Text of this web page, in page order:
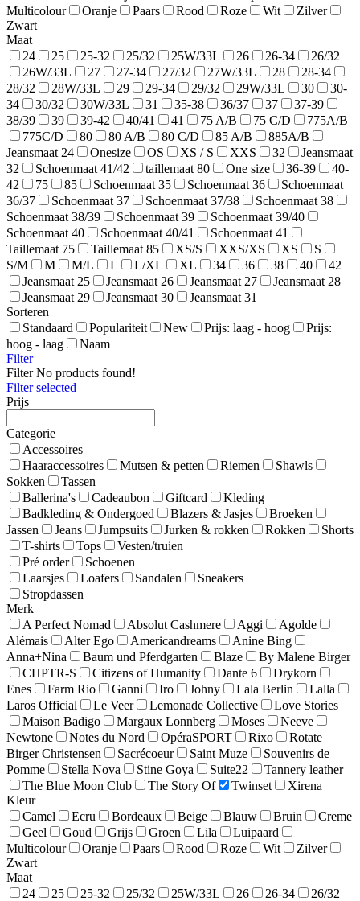
Multicolour
Oranje Paars Rood Roze Wit
Zilver
Zwart
Maat
24
25 25-32 25/32 25W/33L 26 26-34
26/32
26W/33L
27 27-34 27/32 27W/33L 28
28-34
28/32
28W/33L 29 29-34 29/32 29W/33L 30
30-
34
30/32 30W/33L 31 35-38 36/37 37
37-39
38/39
39 39-42 40/41 41 75 A/B 75 C/D
775A/B
775C/D
80 80 A/B 80 C/D 85 A/B
885A/B
Jeansmaat 24
Onesize OS XS / S XXS 32
Jeansmaat
32
Schoenmaat 41/42 taillemaat 80 One size 36-39
40-
42
75 85 Schoenmaat 35 Schoenmaat 36
Schoenmaat
36/37
Schoenmaat 37 Schoenmaat 37/38
Schoenmaat 38
Schoenmaat 38/39
Schoenmaat 39
Schoenmaat 39/40
Schoenmaat 40
Schoenmaat 40/41
Schoenmaat 41
Taillemaat 75
Taillemaat 85 XS/S XXS/XS XS
S
S/M
M M/L L L/XL XL 34 36 38 40
42
Jeansmaat 25
Jeansmaat 26 Jeansmaat 27
Jeansmaat 28
Jeansmaat 29
Jeansmaat 30
Jeansmaat 31
Sorteren
Standaard
Populariteit New Prijs: laag - hoog
Prijs:
hoog - laag
Naam
Filter
FilterNo products found!
Filter selected
Prijs
Categorie
Accessoires
Haaraccessoires
Mutsen & petten Riemen
Shawls
Sokken
Tassen
Ballerina's
Cadeaubon Giftcard
Kleding
Badkleding & Ondergoed
Blazers & Jasjes
Broeken
Jassen
Jeans Jumpsuits Jurken & rokken Rokken
Shorts
T-shirts
Tops
Vesten/truien
Pré order
Schoenen
Laarsjes
Loafers Sandalen
Sneakers
Stropdassen
Merk
A Perfect Nomad
Absolut Cashmere Aggi
Agolde
Alémais
Alter Ego Americandreams
Anine Bing
Anna+Nina
Baum und Pferdgarten Blaze
By Malene Birger
CHPTR-S
Citizens of Humanity Dante 6
Drykorn
Enes
Farm Rio Ganni Iro Johny Lala Berlin
Lalla
Laros Official
Le Veer Lemonade Collective
Love Stories
Maison Badigo
Margaux Lonnberg Moses
Neeve
Newtone
Notes du Nord OpéraSPORT Rixo
Rotate
Birger Christensen
Sacrécoeur Saint Muze
Souvenirs de
Pomme
Stella Nova Stine Goya Suite22
Tannery leather
The Blue Moon Club
The Story Of Twinset
Xirena
Kleur
Camel
Ecru Bordeaux Beige Blauw Bruin
Creme
Geel
Goud Grijs Groen Lila
Luipaard
Multicolour
Oranje Paars Rood Roze Wit
Zilver
Zwart
Maat
24
25 25-32 25/32 25W/33L 26 26-34
26/32